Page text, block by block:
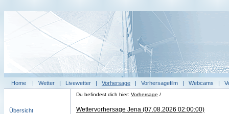
Home|Wetter|Livewetter|Vorhersage|Vorhersagefilm|Webcams|
Übersicht
Du befindest dich hier: Vorhersage /
Wettervorhersage Jena (07.08.2026 02:00:00)